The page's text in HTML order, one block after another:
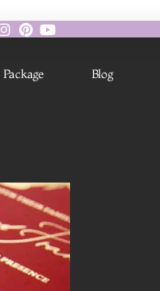
Package Blog